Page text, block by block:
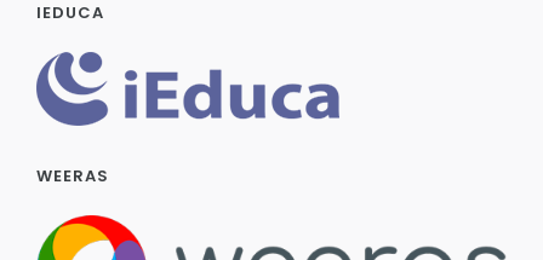
IEDUCA
WEERAS